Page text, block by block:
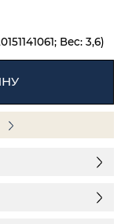
Вес: 3,6)